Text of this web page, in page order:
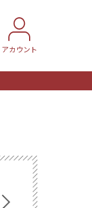
アカウント